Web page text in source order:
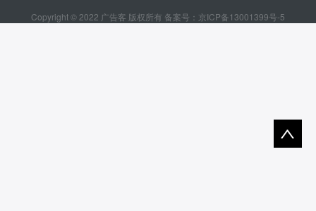
Copyright © 2022 广告客 版权所有 备案号： 京ICP备13001399号-5